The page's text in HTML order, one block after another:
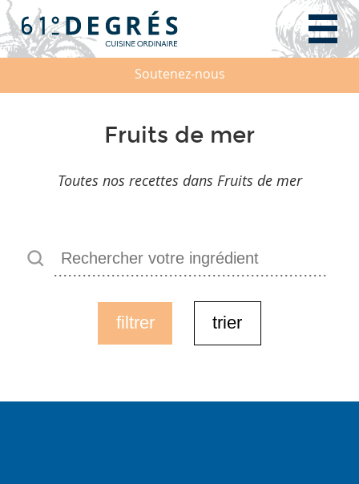
Soutenez-nous
Fruits de mer
Toutes nos recettes dans Fruits de mer